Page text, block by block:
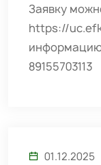
Заявку
https://
89155703113
01.12.2025